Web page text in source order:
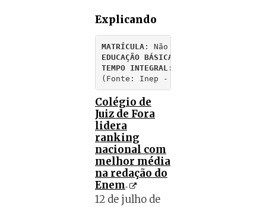
Explicando
MATRÍCULA
EDUCAÇÃO BÁSICA
TEMPO INTEGRAL : Considera-se em
(Fonte: Inep - Censo Escolar da
Colégio de
Juiz de Fora
lidera
ranking
nacional com
melhor média
na redação do
Enem
12 de julho de